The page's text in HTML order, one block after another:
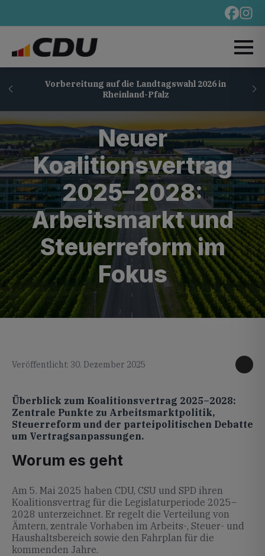
Vorbereitung auf die Landtagswahl 2026 in
Rheinland-Pfalz
Neuer
Koalitionsvertrag
2025–2028:
Arbeitsmarkt und
Steuerreform im
Fokus
Veröffentlicht: 30. Dezember 2025
Überblick zum Koalitionsvertrag 2025–2028:
Zentrale Punkte zu Arbeitsmarktpolitik,
Steuerreform und der parteipolitischen Debatte
um Vertragsanpassungen.
Worum es geht
Am 5. Mai 2025 haben CDU, CSU und SPD ihren
Koalitionsvertrag für die Legislaturperiode 2025–
2028 unterzeichnet. Er regelt die Verteilung von
Ämtern, zentrale Vorhaben im Arbeits-, Steuer- und
Haushaltsbereich sowie den Fahrplan für die
kommenden Jahre.